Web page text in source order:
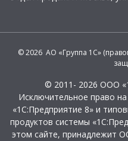
© 2026 АО «Группа 1С»
© 2011- 2026 ООО
Исключительное право
«1С:Предприятие 8» и
продуктов системы
этом сайте, принадлежит